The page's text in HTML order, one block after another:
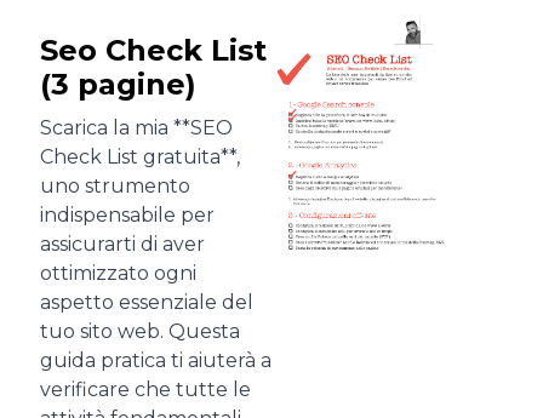
Seo Check List
(3 pagine)
Scarica la mia **SEO
Check List gratuita**,
uno strumento
indispensabile per
assicurarti di aver
ottimizzato ogni
aspetto essenziale del
tuo sito web. Questa
guida pratica ti aiuterà a
verificare che tutte le